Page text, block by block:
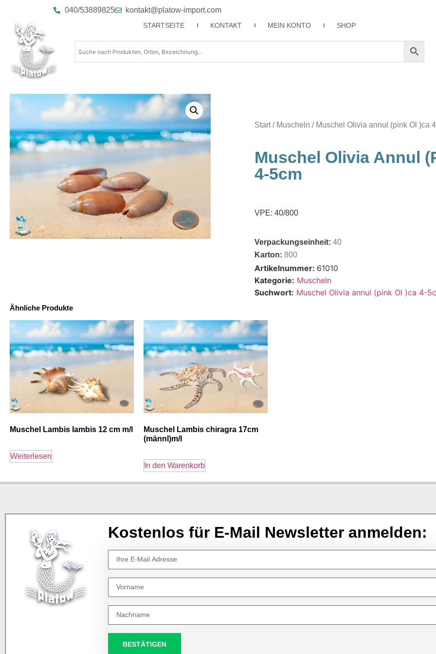
040/53889825 kontakt@platow-import.com
STARTSEITE KONTAKT MEIN KONTO SHOP
Start/ Muscheln / Muschel Olivia annul (pink Ol )ca
Muschel Olivia Annul
4-5cm
VPE: 40/800
Verpackungseinheit:40
Karton:800
Artikelnummer: 61010
Kategorie: Muscheln
Suchwort: Muschel Olivia annul (pink Ol )ca 4-
Ähnliche Produkte
Muschel Lambis lambis 12 cm m/l
Weiterlesen
Muschel Lambis chiragra 17cm
(männl)m/l
In den Warenkorb
Kostenlos für E-Mail Newsletter anmelden:
BESTÄTIGEN